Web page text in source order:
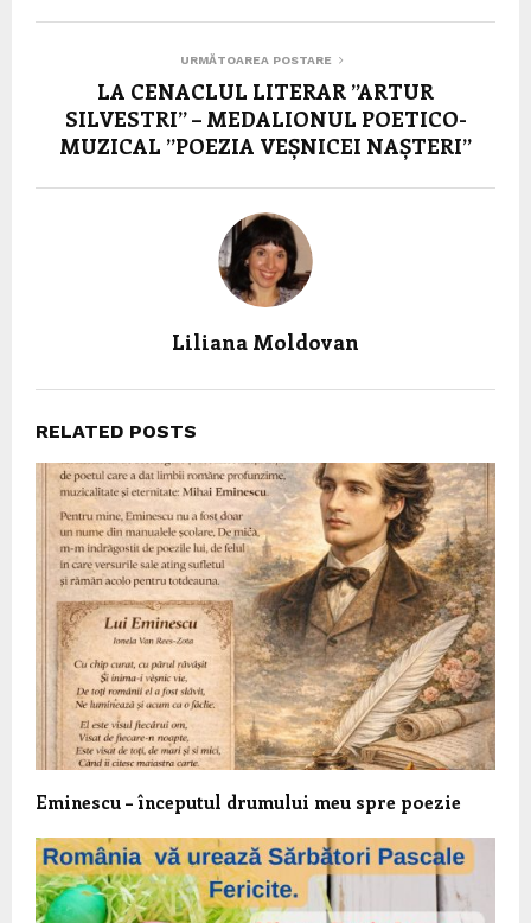
URMĂTOAREA POSTARE
LA CENACLUL LITERAR ”ARTUR
SILVESTRI” – MEDALIONUL POETICO-
MUZICAL ”POEZIA VEȘNICEI NAȘTERI”
Liliana Moldovan
RELATED POSTS
Eminescu – începutul drumului meu spre poezie